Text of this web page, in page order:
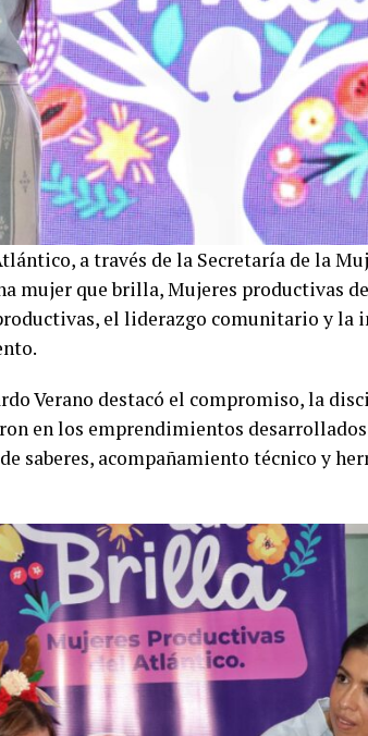
a través de la Secretaría de la
mujer que brilla, Mujeres productivas
el liderazgo comunitario y la
Verano destacó el compromiso, la
en los emprendimientos
saberes, acompañamiento técnico y